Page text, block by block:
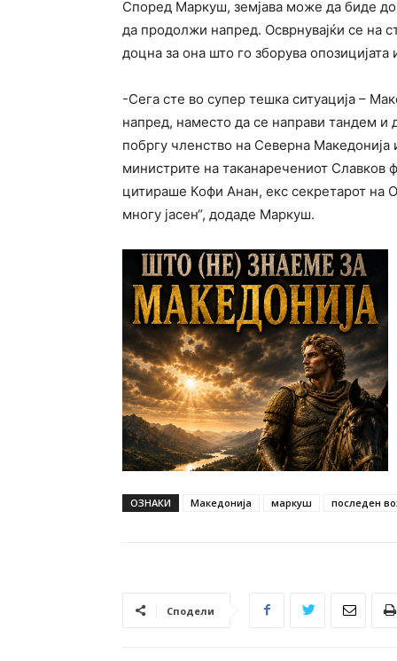
Според Маркуш, земјава може да биде
да продолжи напред. Осврнувајќи се на
доцна за она што го зборува
-Сега сте во супер тешка ситуација –
напред, наместо да се направи тандем
побргу членство на Северна Македонија
министрите на таканаречениот Славков
цитираше Кофи Анан, екс секретарот на
многу јасен“, додаде Маркуш.
ОЗНАКИ Македонија маркуш последен
Сподели